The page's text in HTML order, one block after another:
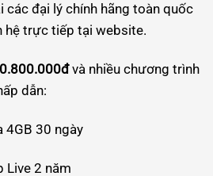
các đại lý chính hãng toàn quốc
hệ trực tiếp tại website.
và nhiều chương trình
dẫn:
4GB 30 ngày
Live 2 năm